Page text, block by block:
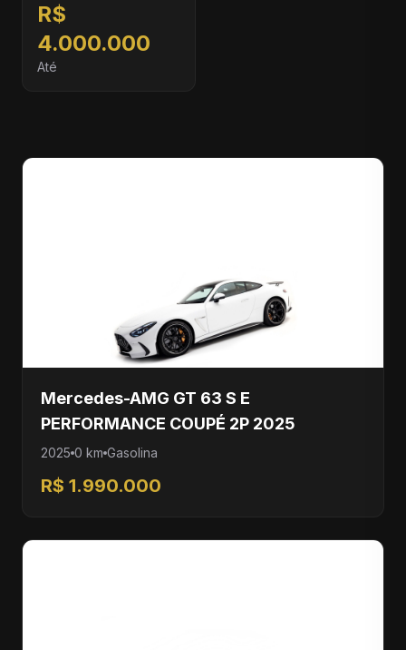
R$
4.000.000
Até
Mercedes-AMG GT 63 S E
PERFORMANCE COUPÉ 2P 2025
2025 0 km Gasolina
R$ 1.990.000